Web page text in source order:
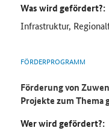
Was wird gefördert?:
Infrastruktur,
FÖRDERPROGRAMM
Förderung von
Projekte zum Thema
Wer wird gefördert?: